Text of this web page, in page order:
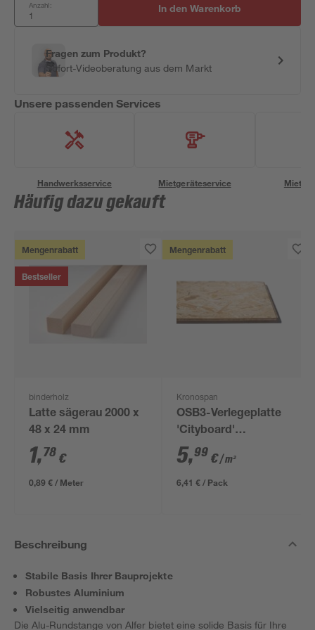
Anzahl: In den Warenkorb
Fragen zum Produkt?
Sofort-Videoberatung aus dem Markt
Unsere passenden Services
Handwerksservice Mietgeräteservice
Häufig dazu gekauft
Mengenrabatt
Bestseller
binderholz
Latte sägerau 2000 x
48 x 24 mm
1,78 €
0,89 € / Meter
Mengenrabatt
Kronospan
OSB3-Verlegeplatte
'Cityboard'
ungeschliffen 1690 x
634 x 12 mm
5,99 €/ m²
6,41 € / Pack
Beschreibung
Stabile Basis Ihrer Bauprojekte
Robustes Aluminium
Vielseitig anwendbar
Die Alu-Rundstange von Alfer bietet eine solide Basis für Ihre